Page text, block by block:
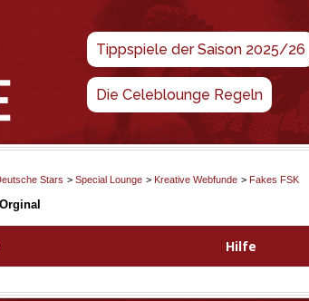
Tippspiele der Saison 2025/26
Die Celeblounge Regeln
Stars > Special Lounge > Kreative Webfunde > Fakes FSK
Hilfe